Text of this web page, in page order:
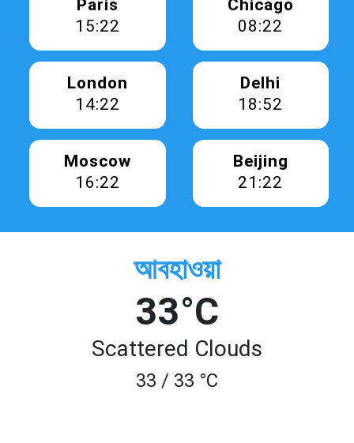
Paris
15:22
Chicago
08:22
London
14:22
Delhi
18:52
Moscow
16:22
Beijing
21:22
আবহাওয়া
33°C
Scattered Clouds
33 / 33 °C